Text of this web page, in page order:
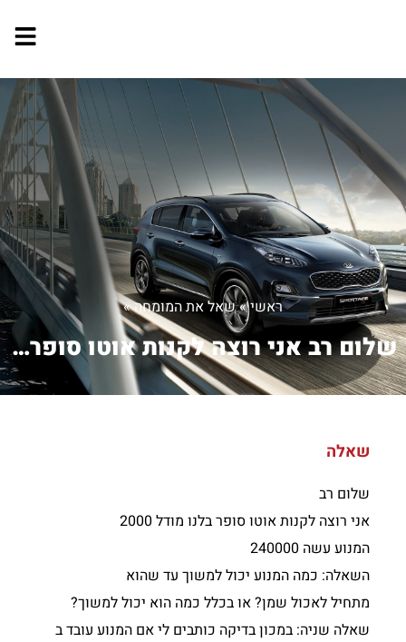
ראשי»שאל את המומחה»
שלום רב אני רוצה לקנות אוטו סופר ב...
שאלה
שלום רב
אני רוצה לקנות אוטו סופר בלנו מודל 2000
המנוע עשה 240000
השאלה: כמה המנוע יכול למשוך עד שהוא
מתחיל לאכול שמן? או בכלל כמה הוא יכול למשוך?
שאלה שניה: במכון בדיקה כותבים לי אם המנוע עובד ב